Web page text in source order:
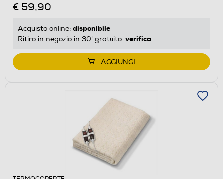
€ 59,90
Acquisto online: disponibile
Ritiro in negozio in 30' gratuito: verifica
AGGIUNGI